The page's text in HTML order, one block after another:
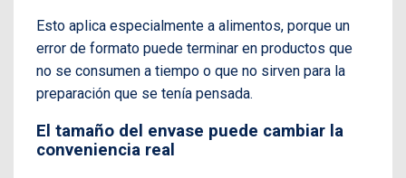
Esto aplica especialmente a alimentos, porque un
error de formato puede terminar en productos que
no se consumen a tiempo o que no sirven para la
preparación que se tenía pensada.
El tamaño del envase puede cambiar la
conveniencia real